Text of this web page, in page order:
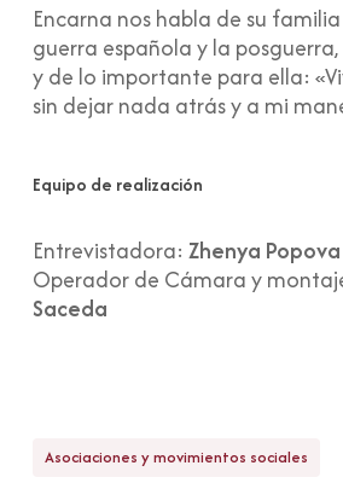
Encarna nos habla de su
guerra española y la
y de lo importante para ella:
sin dejar nada atrás y a mi
Equipo de realización
Entrevistadora: Zhenya Popova
Operador de Cámara y
Saceda
Asociaciones y movimientos sociales